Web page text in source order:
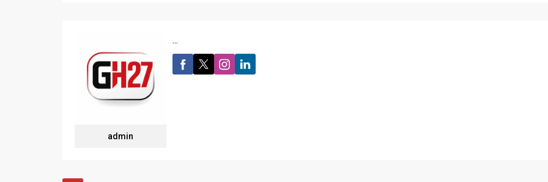
admin
...